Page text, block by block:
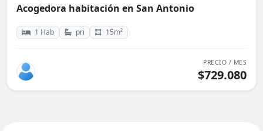
Acogedora habitación en San Antonio
1 Hab pri 15m²
PRECIO / MES
$729.080